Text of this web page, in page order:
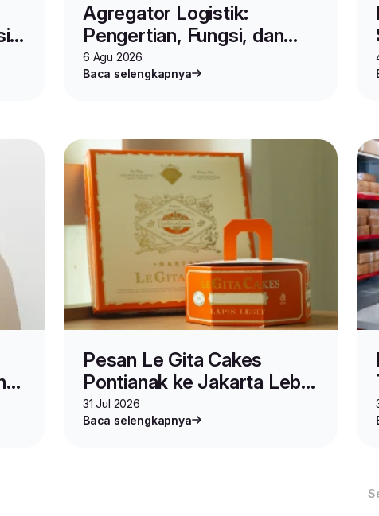
Agregator Logistik:
Pengertian, Fungsi, dan
Cara Kerjanya untuk Bisnis
Online
6 Agu 2026
Baca selengkapnya
Pesan Le Gita Cakes
Pontianak ke Jakarta Lebih
Praktis di Kulioner Lion
Parcel
31 Jul 2026
Baca selengkapnya